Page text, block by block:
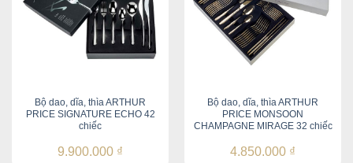
Bộ dao, dĩa, thìa ARTHUR
PRICE SIGNATURE ECHO 42
chiếc
9.900.000 ₫
Bộ dao, dĩa, thìa ARTHUR
PRICE MONSOON
CHAMPAGNE MIRAGE 32 chiếc
4.850.000 ₫